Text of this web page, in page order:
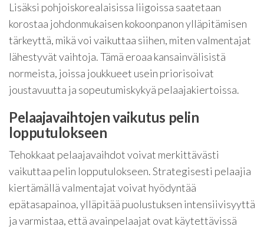
Lisäksi pohjoiskorealaisissa liigoissa saatetaan
korostaa johdonmukaisen kokoonpanon ylläpitämisen
tärkeyttä, mikä voi vaikuttaa siihen, miten valmentajat
lähestyvät vaihtoja. Tämä eroaa kansainvälisistä
normeista, joissa joukkueet usein priorisoivat
joustavuutta ja sopeutumiskykyä pelaajakiertoissa.
Pelaajavaihtojen vaikutus pelin
lopputulokseen
Tehokkaat pelaajavaihdot voivat merkittävästi
vaikuttaa pelin lopputulokseen. Strategisesti pelaajia
kiertämällä valmentajat voivat hyödyntää
epätasapainoa, ylläpitää puolustuksen intensiivisyyttä
ja varmistaa, että avainpelaajat ovat käytettävissä